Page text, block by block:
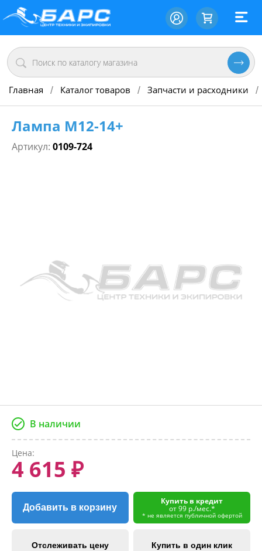
Главная / Каталог товаров / Запчасти и расходники /
Лампа М12-14+
Артикул: 0109-724
В наличии
Цена:
4 615 ₽
Добавить в корзину
Купить в кредит
от 99 р./мес.*
* не является публичной офертой
Отслеживать цену Купить в один клик